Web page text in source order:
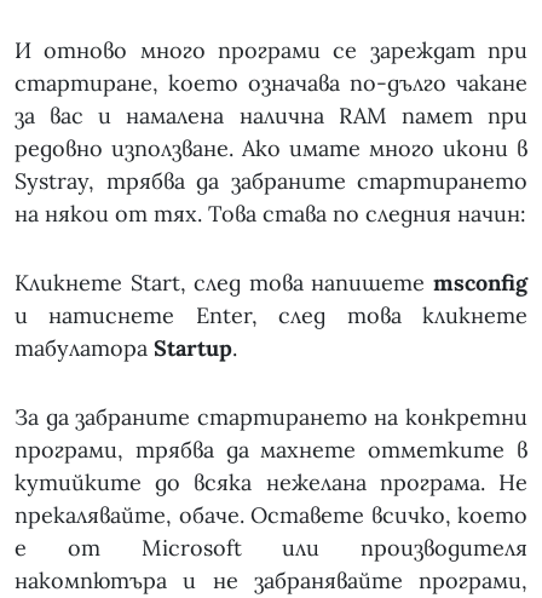
И отново много програми се зареждат при
стартиране, което означава по-дълго чакане
за вас и намалена налична RAM памет при
редовно използване. Ако имате много икони в
Systray, трябва да забраните стартирането
на някои от тях. Това става по следния начин:
Кликнете Start, след това напишете msconfig
и натиснете Enter, след това кликнете
табулатора Startup.
За да забраните стартирането на конкретни
програми, трябва да махнете отметките в
кутийките до всяка нежелана програма. Не
прекалявайте, обаче. Оставете всичко, което
е от Microsoft или производителя
накомпютъра и не забранявайте програми,